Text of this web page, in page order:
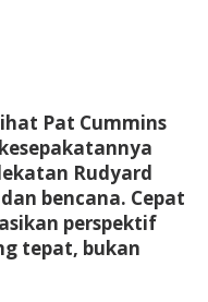
Pat Cummins
Rudyard
bencana. Cepat
perspektif
tepat, bukan